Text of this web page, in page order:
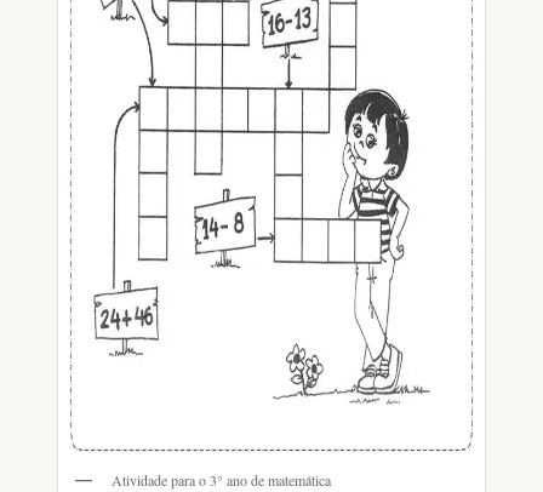
Atividade para o 3° ano de matemática